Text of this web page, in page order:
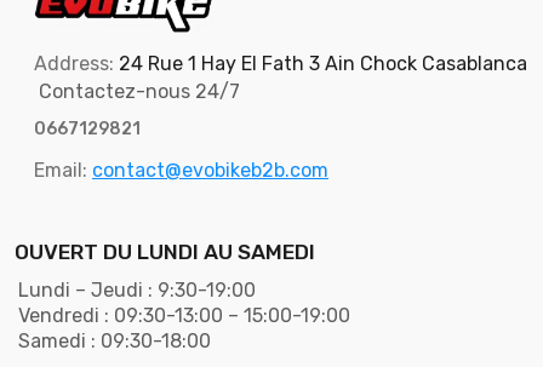
Address: 24 Rue 1 Hay El Fath 3 Ain Chock Casablanca
Contactez-nous 24/7
0667129821
Email: contact@evobikeb2b.com
OUVERT DU LUNDI AU SAMEDI
Lundi – Jeudi : 9:30-19:00
Vendredi : 09:30-13:00 – 15:00-19:00
Samedi : 09:30-18:00